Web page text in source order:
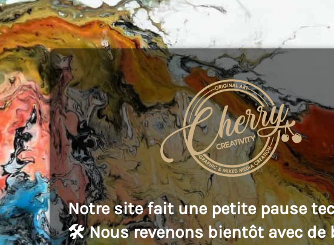
Notre site fait une petite pause
🛠️ Nous revenons bientôt avec de